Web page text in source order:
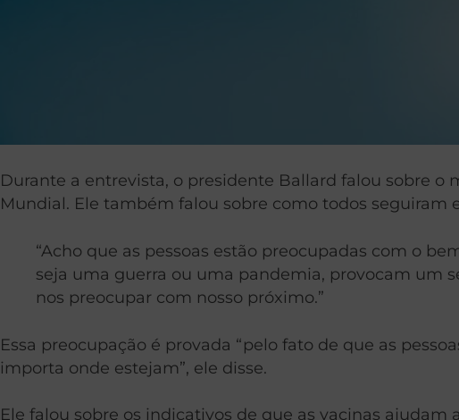
Durante a entrevista, o presidente Ballard falou sobre o
Mundial. Ele também falou sobre como todos
“Acho que as pessoas estão preocupadas com o
seja uma guerra ou uma pandemia, provocam um
nos preocupar com nosso próximo.”
Essa preocupação é provada “pelo fato de que as
importa onde estejam”, ele disse.
Ele falou sobre os indicativos de que as vacinas